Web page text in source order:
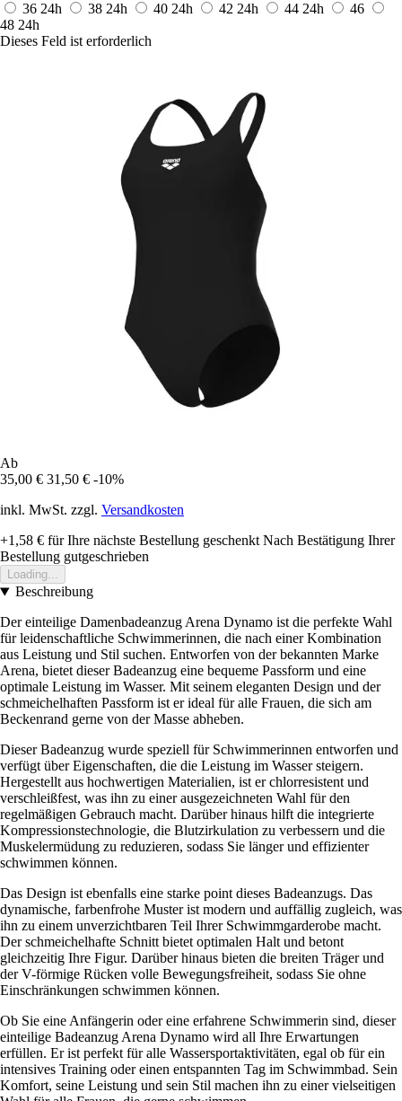
36 24h 38 24h 40 24h 42 24h 44 24h
46
48 24h
Dieses Feld ist erforderlich
Ab
35,00 € 31,50 € -10%
inkl. MwSt. zzgl. Versandkosten
+1,58 € für Ihre nächste Bestellung geschenkt Nach Bestätigung Ihrer
Bestellung gutgeschrieben
Loading...
Beschreibung
Der einteilige Damenbadeanzug Arena Dynamo ist die perfekte Wahl
für leidenschaftliche Schwimmerinnen, die nach einer Kombination
aus Leistung und Stil suchen. Entworfen von der bekannten Marke
Arena, bietet dieser Badeanzug eine bequeme Passform und eine
optimale Leistung im Wasser. Mit seinem eleganten Design und der
schmeichelhaften Passform ist er ideal für alle Frauen, die sich am
Beckenrand gerne von der Masse abheben.
Dieser Badeanzug wurde speziell für Schwimmerinnen entworfen und
verfügt über Eigenschaften, die die Leistung im Wasser steigern.
Hergestellt aus hochwertigen Materialien, ist er chlorresistent und
verschleißfest, was ihn zu einer ausgezeichneten Wahl für den
regelmäßigen Gebrauch macht. Darüber hinaus hilft die integrierte
Kompressionstechnologie, die Blutzirkulation zu verbessern und die
Muskelermüdung zu reduzieren, sodass Sie länger und effizienter
schwimmen können.
Das Design ist ebenfalls eine starke point dieses Badeanzugs. Das
dynamische, farbenfrohe Muster ist modern und auffällig zugleich, was
ihn zu einem unverzichtbaren Teil Ihrer Schwimmgarderobe macht.
Der schmeichelhafte Schnitt bietet optimalen Halt und betont
gleichzeitig Ihre Figur. Darüber hinaus bieten die breiten Träger und
der V-förmige Rücken volle Bewegungsfreiheit, sodass Sie ohne
Einschränkungen schwimmen können.
Ob Sie eine Anfängerin oder eine erfahrene Schwimmerin sind, dieser
einteilige Badeanzug Arena Dynamo wird all Ihre Erwartungen
erfüllen. Er ist perfekt für alle Wassersportaktivitäten, egal ob für ein
intensives Training oder einen entspannten Tag im Schwimmbad. Sein
Komfort, seine Leistung und sein Stil machen ihn zu einer vielseitigen